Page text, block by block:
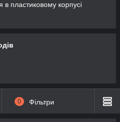
в пластиковому корпусі
0 Фільтри